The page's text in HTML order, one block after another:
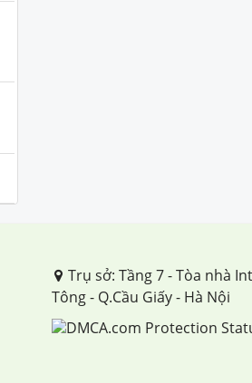
Trụ sở: Tầng 7 - Tòa nhà
Tông - Q.Cầu Giấy - Hà Nội